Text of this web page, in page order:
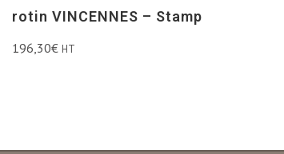
rotin VINCENNES – Stamp
196,30€ HT